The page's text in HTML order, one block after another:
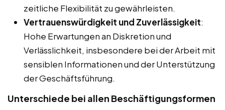
zeitliche Flexibilität zu gewährleisten.
Vertrauenswürdigkeit und Zuverlässigkeit:
Hohe Erwartungen an Diskretion und
Verlässlichkeit, insbesondere bei der Arbeit mit
sensiblen Informationen und der Unterstützung
der Geschäftsführung.
Unterschiede bei allen Beschäftigungsformen